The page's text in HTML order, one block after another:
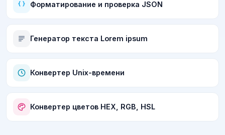
Форматирование и проверка JSON
Генератор текста Lorem ipsum
Конвертер Unix-времени
Конвертер цветов HEX, RGB, HSL